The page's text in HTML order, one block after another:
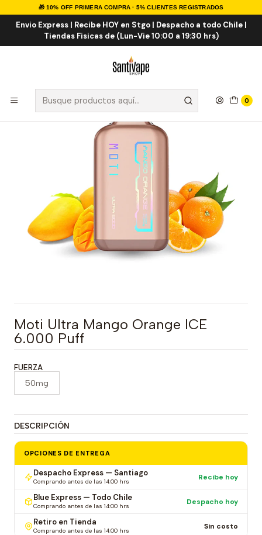
🎁 10% OFF PRIMERA COMPRA · 5% CLIENTES REGISTRADOS
Envio Express | Recibe HOY en Stgo | Despacho a todo Chile |
Tiendas Fisicas de (Lun-Vie 10:00 a 19:30 hrs)
0
Inicio VAPE DESECHABLES VAPE FRUTALES ICE
Moti Ultra Mango Orange ICE 6.000 Puff
Moti Ultra Mango Orange ICE
6.000 Puff
FUERZA
50mg
DESCRIPCIÓN
OPCIONES DE ENTREGA
Despacho Express — Santiago
Comprando antes de las 14:00 hrs Recibe hoy
Blue Express — Todo Chile
Comprando antes de las 14:00 hrs Despacho hoy
Retiro en Tienda
Comprando antes de las 14:00 hrs Sin costo